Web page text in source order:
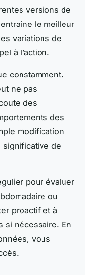
versions de
le meilleur
variations de
à l’action.
constamment.
ne pas
des
des
modification
significative de
pour évaluer
ou
proactif et à
si nécessaire. En
vous